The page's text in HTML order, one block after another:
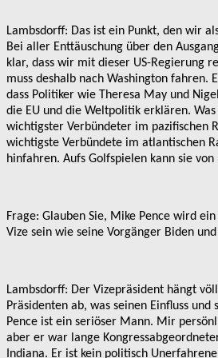
Lambsdorff: Das ist ein Punkt, den wir
Bei aller Enttäuschung über den
klar, dass wir mit dieser US-Regierung
muss deshalb nach Washington fahren.
dass Politiker wie Theresa May und
die EU und die Weltpolitik erklären.
wichtigster Verbündeter im pazifischen
wichtigste Verbündete im atlantischen
hinfahren. Aufs Golfspielen kann sie
Frage: Glauben Sie, Mike Pence wird
Vize sein wie seine Vorgänger Biden und
Lambsdorff: Der Vizepräsident hängt
Präsidenten ab, was seinen Einfluss
Pence ist ein seriöser Mann. Mir
aber er war lange
Indiana. Er ist kein politisch